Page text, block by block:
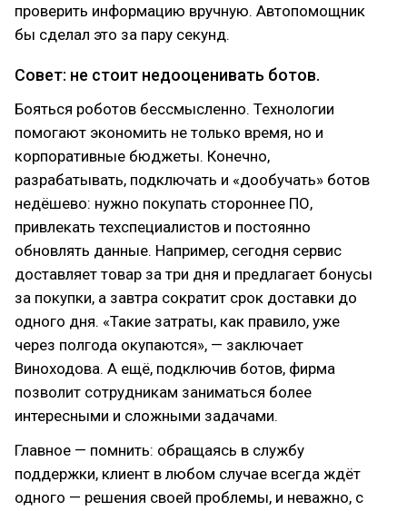
проверить информацию вручную. Автопомощник
бы сделал это за пару секунд.
Совет: не стоит недооценивать ботов.
Бояться роботов бессмысленно. Технологии
помогают экономить не только время, но и
корпоративные бюджеты. Конечно,
разрабатывать, подключать и «дообучать» ботов
недёшево: нужно покупать стороннее ПО,
привлекать техспециалистов и постоянно
обновлять данные. Например, сегодня сервис
доставляет товар за три дня и предлагает бонусы
за покупки, а завтра сократит срок доставки до
одного дня. «Такие затраты, как правило, уже
через полгода окупаются», — заключает
Виноходова. А ещё, подключив ботов, фирма
позволит сотрудникам заниматься более
интересными и сложными задачами.
Главное — помнить: обращаясь в службу
поддержки, клиент в любом случае всегда ждёт
одного — решения своей проблемы, и неважно, с